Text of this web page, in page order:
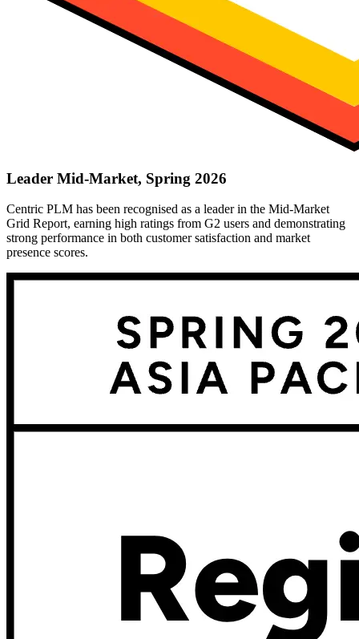
Leader Mid-Market, Spring 2026
Centric PLM has been recognised as a leader in the Mid-Market
Grid Report, earning high ratings from G2 users and demonstrating
strong performance in both customer satisfaction and market
presence scores.